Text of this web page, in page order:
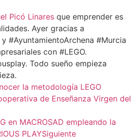
Picó Linares que emprender es
Ayer gracias a
y #AyuntamientoArchena #Murcia
con #LEGO.
Todo sueño empieza
la metodología LEGO
de Enseñanza Virgen del
en MACROSAD empleando la
PLAYSiguiente